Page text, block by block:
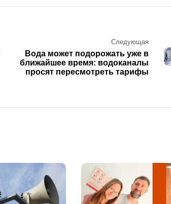
Следующая
Вода может подорожать уже в
ближайшее время: водоканалы
просят пересмотреть тарифы